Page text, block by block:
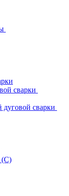
сварки
дуговой сварки
(С)